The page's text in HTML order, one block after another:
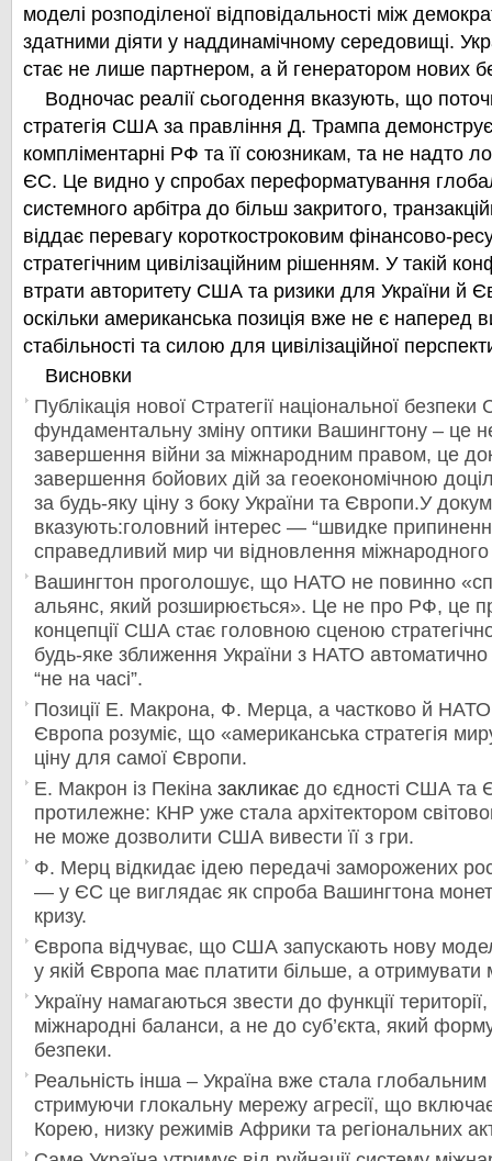
моделі розподіленої відповідальності між
здатними діяти у наддинамічному середовищі.
стає не лише партнером, а й генератором нових
Водночас реалії сьогодення вказують, що
стратегія США за правління Д. Трампа
компліментарні РФ та її союзникам, та не надто
ЄС. Це видно у спробах переформатування
системного арбітра до більш закритого,
віддає перевагу короткостроковим фінансово-
стратегічним цивілізаційним рішенням. У такій
втрати авторитету США та ризики для України й
оскільки американська позиція вже не є наперед
стабільності та силою для цивілізаційної
Висновки
Публікація нової Стратегії національної
фундаментальну зміну оптики Вашингтону – це
завершення війни за міжнародним правом, це
завершення бойових дій за геоекономічною
за будь-яку ціну з боку України та Європи.У
вказують:головний інтерес — “швидке
справедливий мир чи відновлення
Вашингтон проголошує, що НАТО не повинно
альянс, який розширюється». Це не про РФ, це
концепції США стає головною сценою
будь-яке зближення України з НАТО
“не на часі”.
Позиції Е. Макрона, Ф. Мерца, а частково й НАТО
Європа розуміє, що «американська стратегія
ціну для самої Європи.
Е. Макрон із Пекіна закликає до єдності США та
протилежне: КНР уже стала архітектором
не може дозволити США вивести її з гри.
Ф. Мерц відкидає ідею передачі заморожених
— у ЄС це виглядає як спроба Вашингтона
кризу.
Європа відчуває, що США запускають нову
у якій Європа має платити більше, а
Україну намагаються звести до функції
міжнародні баланси, а не до суб’єкта, який
безпеки.
Реальність інша – Україна вже стала
стримуючи глокальну мережу агресії, що
Корею, низку режимів Африки та регіональних